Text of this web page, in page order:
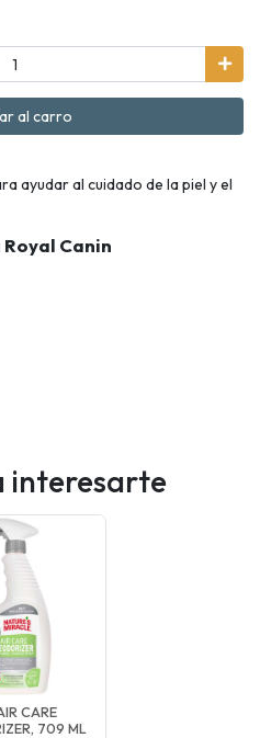
al carro
ayudar al cuidado de la piel y el
Canin
interesarte
CARE
709 ML